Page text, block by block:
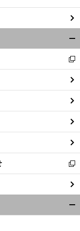
閉
る
新
し
い
ウ
ィ
ン
ド
ウ
で
開
く
新
し
い
ウ
ィ
ン